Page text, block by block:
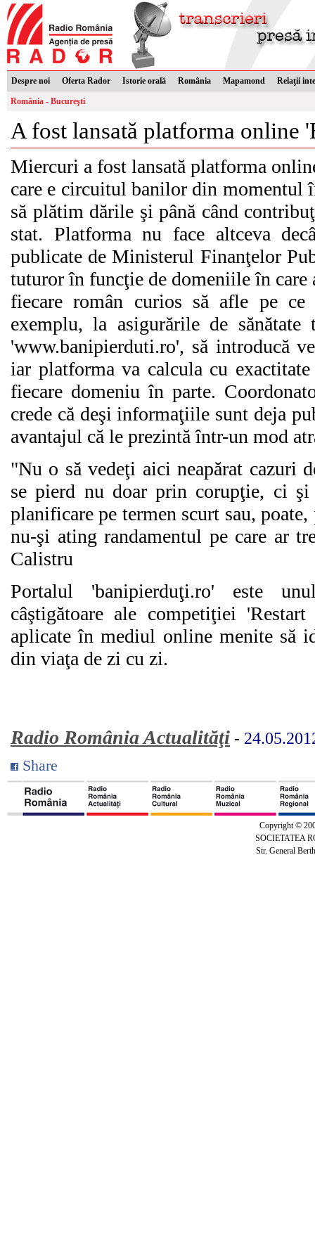
Despre noi Oferta Rador Istorie orală România Mapamond Relaţii
România - Bucureşti
A fost lansată platforma online
Miercuri a fost lansată platforma
care e circuitul banilor din momentul
să plătim dările şi până când
stat. Platforma nu face altceva
publicate de Ministerul Finanţelor
tuturor în funcţie de domeniile în
fiecare român curios să afle pe
exemplu, la asigurările de sănătate
'www.banipierduti.ro', să introducă
iar platforma va calcula cu
fiecare domeniu în parte.
crede că deşi informaţiile sunt deja
avantajul că le prezintă într-un mod
"Nu o să vedeţi aici neapărat cazuri
se pierd nu doar prin corupţie, ci
planificare pe termen scurt sau,
nu-şi ating randamentul pe care ar
Calistru
Portalul 'banipierduţi.ro' este
câştigătoare ale competiţiei
aplicate în mediul online menite să
din viaţa de zi cu zi.
Radio România Actualităţi -
Share
Copyright ©
SOCIETATEA
Str. General